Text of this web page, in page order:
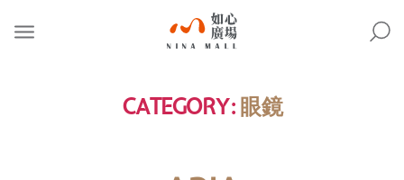
CATEGORY: 眼鏡